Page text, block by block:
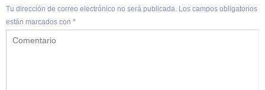
Tu dirección de correo electrónico no será publicada. Los campos obligatorios
están marcados con *